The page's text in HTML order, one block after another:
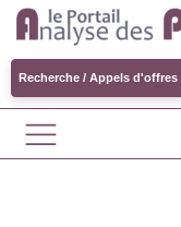
Recherche / Appels d'offres